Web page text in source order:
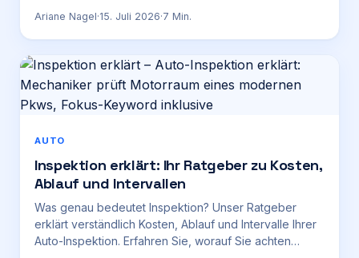
Ariane Nagel·15. Juli 2026·7 Min.
AUTO
Inspektion erklärt: Ihr Ratgeber zu Kosten,
Ablauf und Intervallen
Was genau bedeutet Inspektion? Unser Ratgeber
erklärt verständlich Kosten, Ablauf und Intervalle Ihrer
Auto-Inspektion. Erfahren Sie, worauf Sie achten